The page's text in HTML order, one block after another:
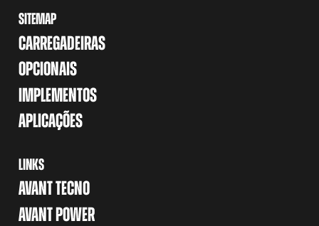
SITEMAP
CARREGADEIRAS
OPCIONAIS
IMPLEMENTOS
APLICAÇÕES
LINKS
AVANT TECNO
AVANT POWER